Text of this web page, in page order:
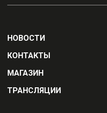
НОВОСТИ
КОНТАКТЫ
МАГАЗИН
ТРАНСЛЯЦИИ